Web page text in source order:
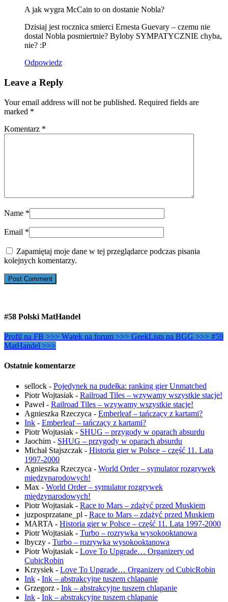
A jak wygra McCain to on dostanie Nobla?
Dzisiaj jest rocznica smierci Ernesta Guevary – czemu nie
dostal Nobla posmiertnie? Byloby SYMPATYCZNIE chyba,
nie? :P
Odpowiedz
Leave a Reply
Your email address will not be published. Required fields are
marked *
Komentarz *
Name *
Email *
Zapamiętaj moje dane w tej przeglądarce podczas pisania
kolejnych komentarzy.
#58 Polski MatHandel
Profil na FB >>> Wątek na forum >>> GeekLists na BGG >>> #59
MatHandel >>>
Ostatnie komentarze
sellock - Pojedynek na pudełka: ranking gier Unmatched
Piotr Wojtasiak - Railroad Tiles – wzywamy wszystkie stacje!
Paweł- Railroad Tiles – wzywamy wszystkie stacje!
Agnieszka Rzeczyca - Emberleaf – tańczący z kartami?
Ink - Emberleaf – tańczący z kartami?
Piotr Wojtasiak - SHUG – przygody w oparach absurdu
Jaochim - SHUG – przygody w oparach absurdu
Michał Stajszczak - Historia gier w Polsce – część 11. Lata
1997-2000
Agnieszka Rzeczyca - World Order – symulator rozgrywek
międzynarodowych!
Max - World Order – symulator rozgrywek
międzynarodowych!
Piotr Wojtasiak - Race to Mars – zdążyć przed Muskiem
juzposprzatane_pl - Race to Mars – zdążyć przed Muskiem
MARTA - Historia gier w Polsce – część 11. Lata 1997-2000
Piotr Wojtasiak - Turbo – rozrywka wysokooktanowa
lbyczy - Turbo – rozrywka wysokooktanowa
Piotr Wojtasiak - Love To Upgrade… Organizery od
CubicRobin
Krzysiek - Love To Upgrade… Organizery od CubicRobin
Ink - Ink – abstrakcyjne tuszem chlapanie
Grzegorz - Ink – abstrakcyjne tuszem chlapanie
Ink - Ink – abstrakcyjne tuszem chlapanie